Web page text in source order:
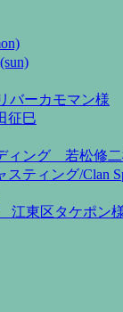
バーカモマン様
征巳
ィング 若松修
ティング/Clan
江東区タケポン